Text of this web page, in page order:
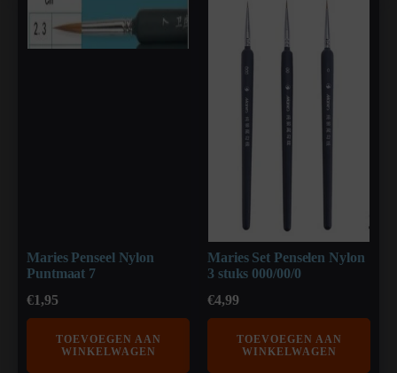
Maries Penseel Nylon
Puntmaat 7
€1,95
TOEVOEGEN AAN
WINKELWAGEN
Maries Set Penselen Nylon
3 stuks 000/00/0
€4,99
TOEVOEGEN AAN
WINKELWAGEN